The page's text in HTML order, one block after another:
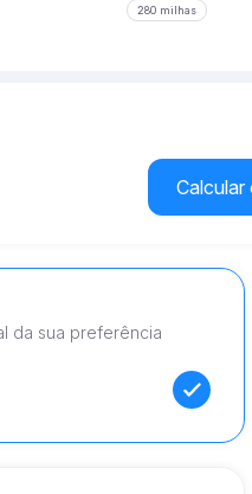
280 milhas
Calcular
da sua preferência